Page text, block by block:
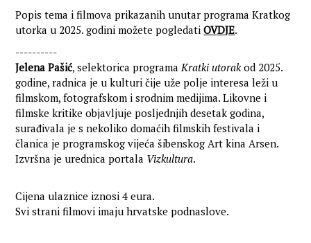
Popis tema i filmova prikazanih unutar programa Kratkog
utorka u 2025. godini možete pogledatiOVDJE.
----------
Jelena Pašić, selektorica programa Kratki utorak od 2025.
godine, radnica je u kulturi čije uže polje interesa leži u
filmskom, fotografskom i srodnim medijima. Likovne i
filmske kritike objavljuje posljednjih desetak godina,
surađivala je s nekoliko domaćih filmskih festivala i
članica je programskog vijeća šibenskog Art kina Arsen.
Izvršna je urednica portala Vizkultura.
Cijena ulaznice iznosi 4 eura.
Svi strani filmovi imaju hrvatske podnaslove.